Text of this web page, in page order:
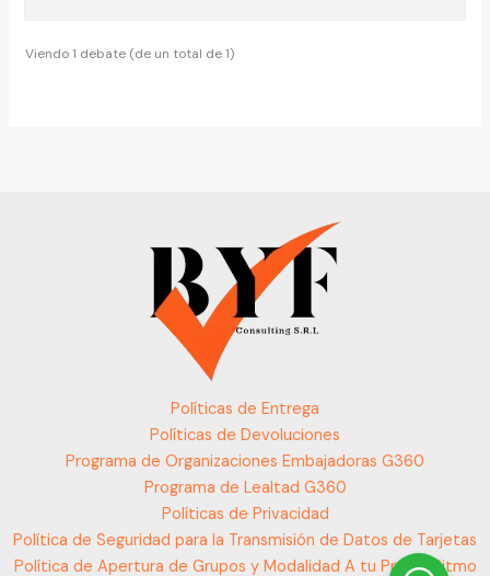
Viendo 1 debate (de un total de 1)
Políticas de Entrega
Políticas de Devoluciones
Programa de Organizaciones Embajadoras G360
Programa de Lealtad G360
Políticas de Privacidad
Política de Seguridad para la Transmisión de Datos de Tarjetas
Política de Apertura de Grupos y Modalidad A tu Propio Ritmo